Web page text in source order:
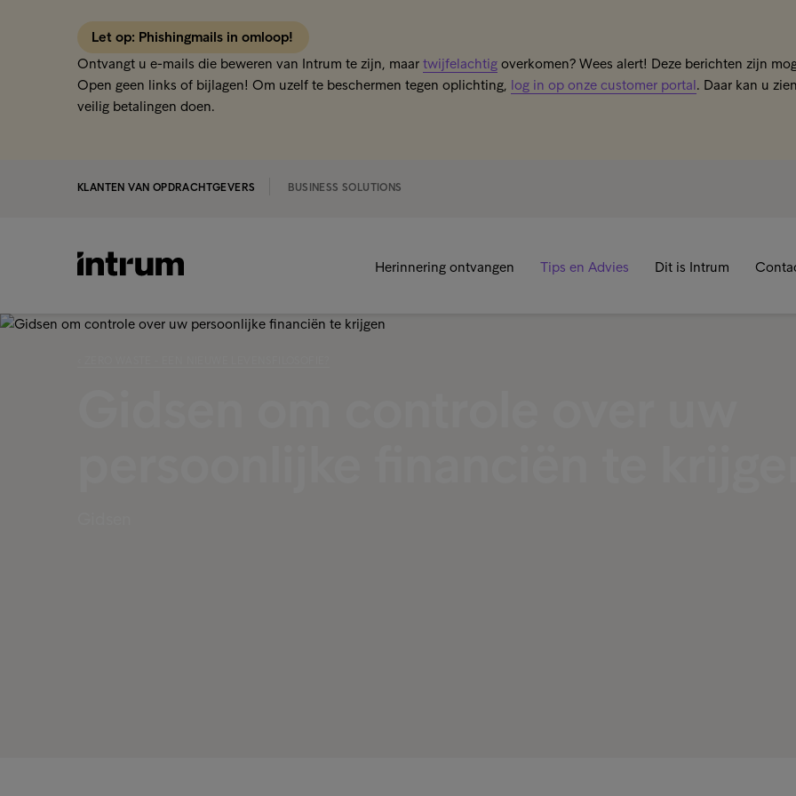
Let op: Phishingmails in omloop!
Ontvangt u e-mails die beweren van Intrum te zijn, maar twijfelachtig overkomen? Wees alert! Deze berichten zijn
Open geen links of bijlagen! Om uzelf te beschermen tegen oplichting, log in op onze customer portal. Daar kan u
veilig betalingen doen.
KLANTEN VAN OPDRACHTGEVERS BUSINESS SOLUTIONS
Herinnering ontvangen Tips en Advies Dit is Intrum